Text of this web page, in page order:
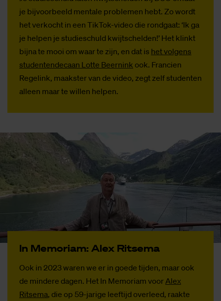
je bijvoorbeeld mentale problemen hebt. Zo wordt
het verkocht in een TikTok-video die rondgaat: ‘Ik ga
je helpen je studieschuld kwijtschelden!’ Het klinkt
bijna te mooi om waar te zijn, en dat is het volgens
studentendecaan Lotte Beernink ook. Francien
Regelink, maakster van de video, zegt zelf studenten
alleen maar te willen helpen.
In Me­mo­ri­am: Alex Rit­se­ma
Ook in 2023 waren we er in goede tijden, maar ook
de mindere dagen. Het In Memoriam voorAlex
Ritsema, die op 59-jarige leeftijd overleed, raakte